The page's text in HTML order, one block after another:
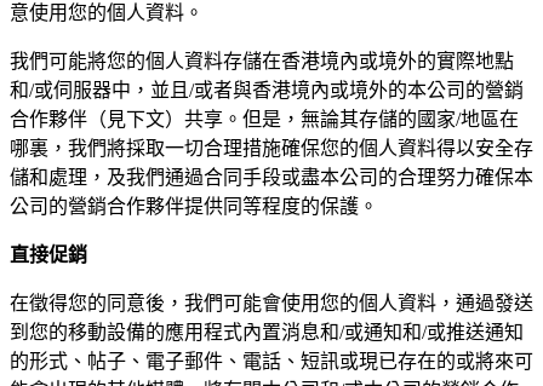
意使用您的個人資料。
我們可能將您的個人資料存儲在香港境內或境外的實際地點
和/或伺服器中，並且/或者與香港境內或境外的本公司的營銷
合作夥伴（見下文）共享。但是，無論其存儲的國家/地區在
哪裏，我們將採取一切合理措施確保您的個人資料得以安全存
儲和處理，及我們通過合同手段或盡本公司的合理努力確保本
公司的營銷合作夥伴提供同等程度的保護。
直接促銷
在徵得您的同意後，我們可能會使用您的個人資料，通過發送
到您的移動設備的應用程式內置消息和/或通知和/或推送通知
的形式、帖子、電子郵件、電話、短訊或現已存在的或將來可